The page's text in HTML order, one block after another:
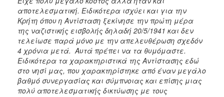
αποτελεσματική. Ειδικότερα ισχύει και για την
Κρήτη όπου η Αντίσταση ξεκίνησε την πρώτη μέρα
της ναζιστικής εισβολής δηλαδή 20/5/1941 και δεν
τελείωσε παρά μόνο με την απελευθέρωση σχεδόν
4 χρόνια μετά. Αυτά πρέπει να τα θυμόμαστε.
Ειδικότερα τα χαρακτηριστικά της Αντίστασης εδώ
στο νησί μας, που χαρακτηρίστηκε από έναν μεγάλο
βαθμό συνεργασίας και σύμπνοιας και επίσης μιας
πολύ αποτελεσματικής δικτύωσης με τους